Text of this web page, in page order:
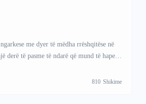
me dyer të mëdha rrëshqitëse në
derë të pasme të ndarë që mund të hapet
810 Shikime